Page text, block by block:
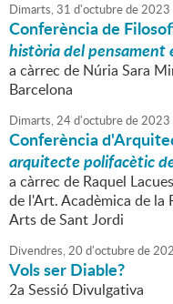
Dimarts,31 d'octubrede2023
Conferència de
història del pensament
a càrrec de Núria Sara
Barcelona
Dimarts,24d'octubrede2023
Conferència
arquitecte polifacètic
a càrrec de Raquel
de l'Art. Acadèmica de la
Arts de Sant Jordi
Divendres,20 d'octubrede
Vols ser Diable?
2a Sessió Divulgativa